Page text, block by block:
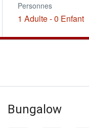
Personnes
1 Adulte-0 Enfant
Bungalow